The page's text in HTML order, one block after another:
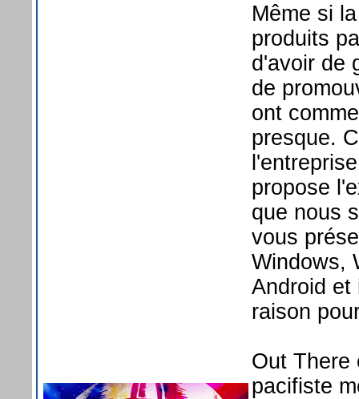
Même si
produits
d'avoir de
de
ont
presque.
propose
que nous
vous
Windows,
Android et
raison
Out There
pacifiste